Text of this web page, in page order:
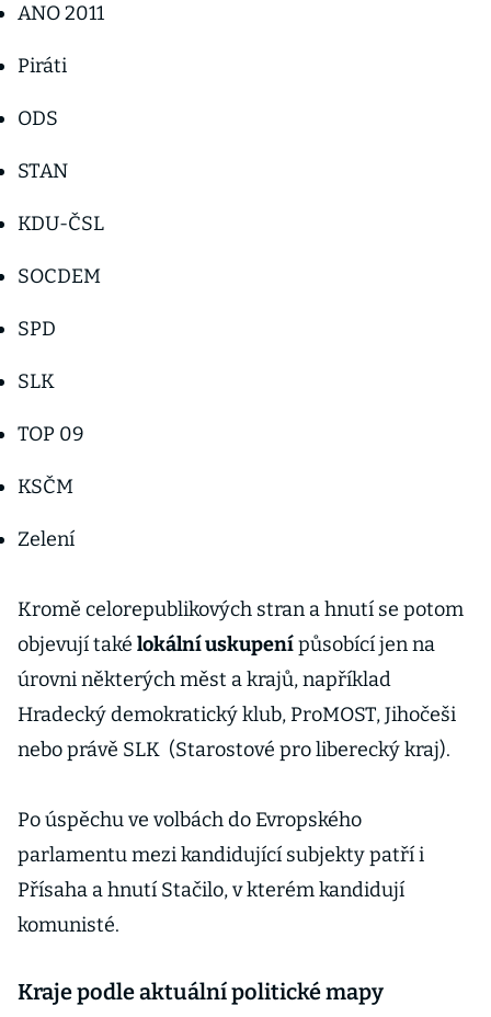
ANO 2011
Piráti
ODS
STAN
KDU-ČSL
SOCDEM
SPD
SLK
TOP 09
KSČM
Zelení
Kromě celorepublikových stran a hnutí se potom
objevují také lokální uskupenípůsobící jen na
úrovni některých měst a krajů, například
Hradecký demokratický klub, ProMOST, Jihočeši
nebo právě SLK (Starostové pro liberecký kraj).
Po úspěchu ve volbách do Evropského
parlamentu mezi kandidující subjekty patří i
Přísaha a hnutí Stačilo, v kterém kandidují
komunisté.
Kraje podle aktuální politické mapy